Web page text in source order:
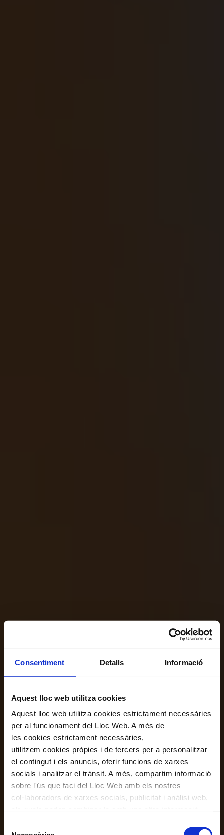
Consentiment Detalls Informació
Aquest lloc web utilitza cookies
Aquest lloc web utilitza cookies estrictament necessàries
per al funcionament del Lloc Web. A més de
les cookies estrictament necessàries,
utilitzem cookies pròpies i de tercers per a personalitzar
el contingut i els anuncis, oferir funcions de xarxes
socials i analitzar el trànsit. A més, compartim informació
sobre l'ús que faci del Lloc Web amb els nostres
col·laboradors de xarxes socials, publicitat i anàlisi web,